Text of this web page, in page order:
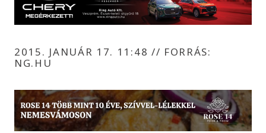
2015. JANUÁR 17. 11:48 // FORRÁS:
NG.HU